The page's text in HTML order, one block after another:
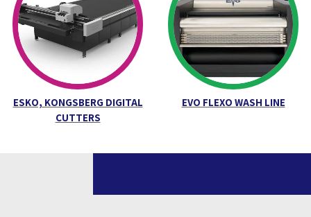
EVO FLEXO WASH LINE
ESKO, KONGSBERG DIGITAL
CUTTERS